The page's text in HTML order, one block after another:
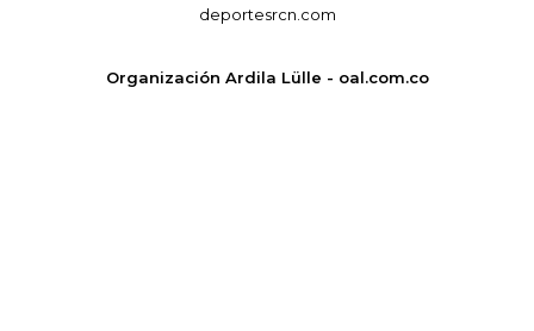
deportesrcn.com
Organización Ardila Lülle - oal.com.co